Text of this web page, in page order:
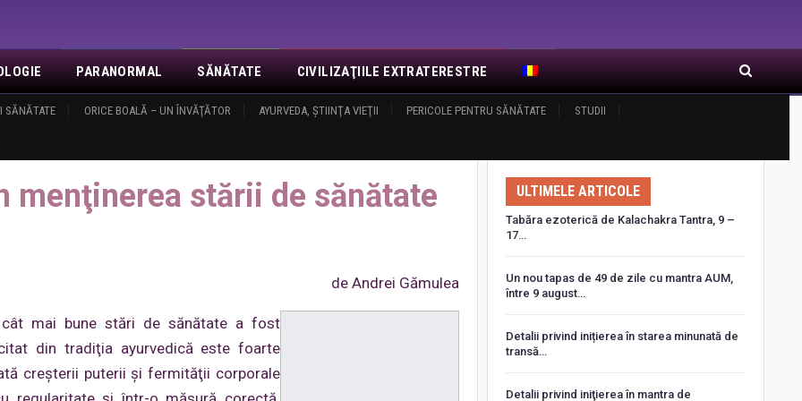
EVENIMENTE REVELAŢII MISA CONTACT LOGIN ORA DE RĂSĂRIT ARTICOLE RECENTE
PARANORMAL SĂNĂTATE
SĂNĂTATE ORICE BOALĂ – UN ÎNVĂŢĂTOR AYURVEDA, ŞTIINŢA VIEŢII PERICOLE PENTRU SĂNĂTATE STUDII
CIVILIZAŢIILE EXTRATERESTRE
de sănătate
stării de sănătate
de Andrei Gămulea
mai bune stări de sănătate a fost
din tradiţia ayurvedică este foarte
creşterii puterii şi fermităţii corporale
ULTIMELE ARTICOLE
Tabăra ezoterică de Kalachakra Tantra, 9 –
17…
Un nou tapas de 49 de zile cu mantra AUM,
între 9 august…
Detalii privind inițierea în starea minunată de
transă…
Detalii privind iniţierea în mantra de